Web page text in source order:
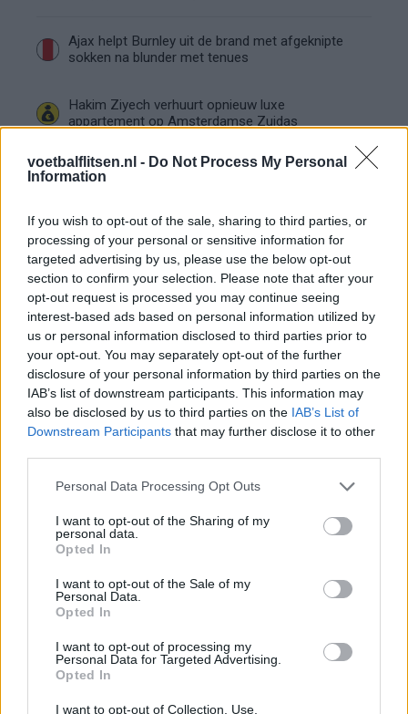
voetbalflitsen.nl - Do Not Process My Personal
Information
If you wish to opt-out of the sale, sharing to third parties, or
processing of your personal or sensitive information for
targeted advertising by us, please use the below opt-out
section to confirm your selection. Please note that after your
opt-out request is processed you may continue seeing
interest-based ads based on personal information utilized by
us or personal information disclosed to third parties prior to
your opt-out. You may separately opt-out of the further
disclosure of your personal information by third parties on the
IAB’s list of downstream participants. This information may
also be disclosed by us to third parties on the IAB’s List of
Downstream Participants that may further disclose it to other
Personal Data Processing Opt Outs
I want to opt-out of the Sharing of my
personal data.
Opted In
I want to opt-out of the Sale of my
Personal Data.
Opted In
I want to opt-out of processing my
Personal Data for Targeted Advertising.
Opted In
I want to opt-out of Collection, Use,
Ajax helpt Burnley uit de brand met afgeknipte
sokken na blunder met tenues
Hakim Ziyech verhuurt opnieuw luxe
appartement op Amsterdamse Zuidas
Marcos Leonardo laat eerste indruk achter bij
Ajax: 'Hier gaan fans van genieten'
Resterend oefenprogramma Ajax: waar zijn de
duels te zien
Ajax groeit onder Míchel, maar transfermarkt
blijft cruciaal
Ajax-talent Mohamed Abdalla schrijft Europese
geschiedenis
Shane Kluivert krijgt kans van Flick en begint in
Servische media vergelijken Ajax-talent Abdellah
Ajax zet grote stap richting volgende ronde na
Ajax - Vojvodina
Vaart en Sylvie Meis door de jaren heen